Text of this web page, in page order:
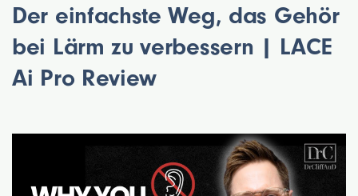
Der einfachste Weg, das Gehör
bei Lärm zu verbessern | LACE
Ai Pro Review